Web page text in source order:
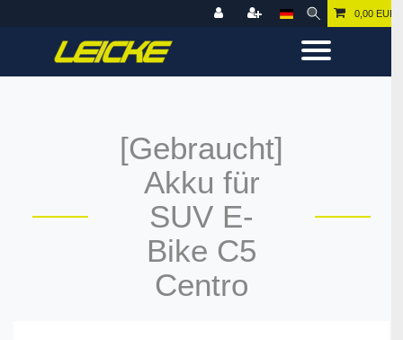
0,00 EUR
[Gebraucht]
Akku für
SUV E-
Bike C5
Centro